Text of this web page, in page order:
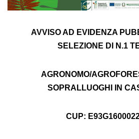
AVVISO AD EVIDENZA
SELEZIONE DI N.1
AGRONOMO/
SOPRALLUOGHI IN
CUP: